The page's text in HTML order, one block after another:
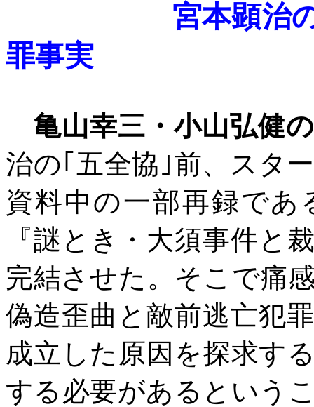
宮本顕治
罪事実
亀山幸三・小山弘健
治の｢五全協｣前、スタ
資料中の一部再録であ
『謎とき・大須事件と
完結させた。そこで痛
偽造歪曲と敵前逃亡犯
成立した原因を探求す
する必要があるという